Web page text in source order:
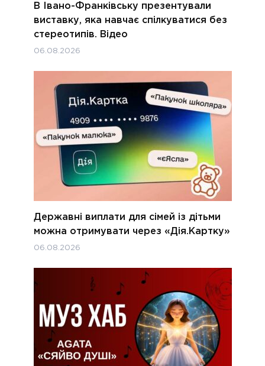
В Івано-Франківську презентували
виставку, яка навчає спілкуватися без
стереотипів. Відео
06.08.2026
Державні виплати для сімей із дітьми
можна отримувати через «Дія.Картку»
06.08.2026